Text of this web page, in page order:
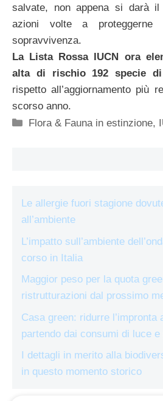
salvate, non appena si darà
azioni volte a
sopravvivenza.
La Lista Rossa IUCN ora
alta di rischio 192 specie
rispetto all’aggiornamento più
scorso anno.
Categorie
Flora & Fauna in estinzione,
Le allergie fuori stagione
all’ambiente
L’impatto sull’ambiente
corso in Italia
Maggior peso per la quota
ristrutturazioni dal prossimo
Casa green: ridurre l’impronta
partendo dai consumi di luce e
I dettagli in merito alla
in questo momento storico